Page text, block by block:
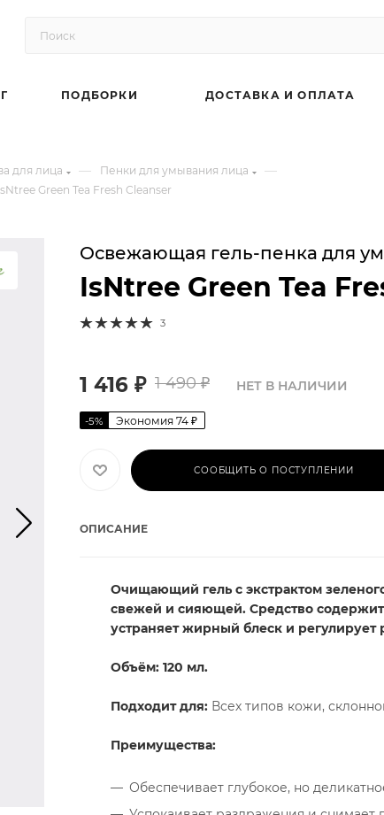
ПОДБОРКИ ДОСТАВКА И ОПЛАТА
для лица — Пенки для умывания лица —
Green Tea Fresh Cleanser
Освежающая гель-пенка для
IsNtree Green Tea
3
1 416 ₽ 1 490₽
-5% Экономия 74 ₽
НЕТ В НАЛИЧИИ
СООБЩИТЬ О ПОСТУПЛЕНИИ
ОПИСАНИЕ
Очищающий гель с экстрактом
свежей и сияющей. Средство
устраняет жирный блеск и регулирует
Объём: 120 мл.
Подходит для: Всех типов кожи,
Преимущества:
Обеспечивает глубокое, но